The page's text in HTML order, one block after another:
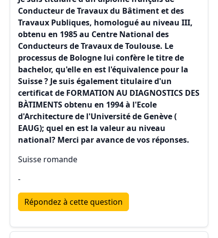
Conducteur de Travaux du Bâtiment et des
Travaux Publiques, homologué au niveau III,
obtenu en 1985 au Centre National des
Conducteurs de Travaux de Toulouse. Le
processus de Bologne lui confère le titre de
bachelor, qu'elle en est l'équivalence pour la
Suisse ? Je suis également titulaire d'un
certificat de FORMATION AU DIAGNOSTICS DES
BÀTIMENTS obtenu en 1994 à l'Ecole
d'Architecture de l'Université de Genève (
EAUG); quel en est la valeur au niveau
national? Merci par avance de vos réponses.
Suisse romande
-
Répondez à cette question